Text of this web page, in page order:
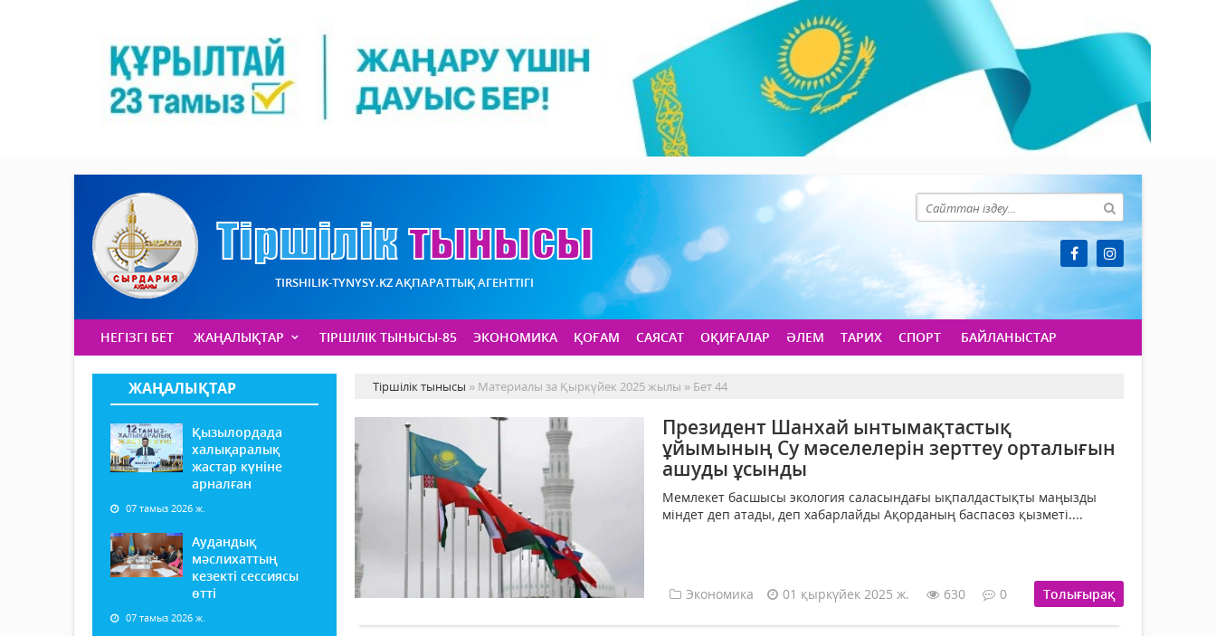
TIRSHILIK-TYNYSY.KZ АҚПАРАТТЫҚ АГЕНТТІГІ
НЕГІЗГІ БЕТ ЖАҢАЛЫҚТАР ТІРШІЛІК ТЫНЫСЫ-85 ЭКОНОМИКА ҚОҒАМ САЯСАТ ОҚИҒАЛАР ӘЛЕМ ТАРИХ СПОРТ БАЙЛАНЫСТАР
ЖАҢАЛЫҚТАР
Қызылордада
халықаралық
жастар күніне
арналған
07 тамыз 2026 ж.
Аудандық
мәслихаттың
кезекті сессиясы
өтті
07 тамыз 2026 ж.
Тіршілік тынысы » Материалы за Қыркүйек 2025 жылы » Бет 44
Президент Шанхай ынтымақтастық
ұйымының Су мәселелерін зерттеу орталығын
ашуды ұсынды
Мемлекет басшысы экология саласындағы ықпалдастықты маңызды
міндет деп атады, деп хабарлайды Ақорданың баспасөз қызметі....
Экономика 01 қыркүйек 2025 ж. 630 0 Толығырақ